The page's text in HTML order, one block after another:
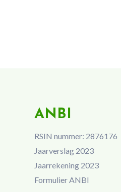
ANBI
RSIN nummer: 2876176
Jaarverslag 2023
Jaarrekening 2023
Formulier ANBI